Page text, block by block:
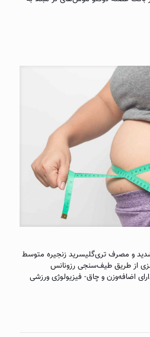
و مصرف تری‌گلیسرید زنجیره متوسط
از طریق طیف‌سنجی رزونانس
اضافه‌وزن و چاق- فیزیولوژی ورزشی